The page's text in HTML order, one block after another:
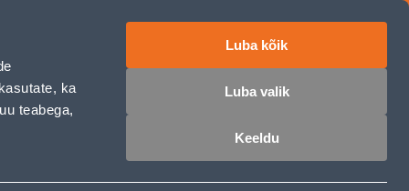
ka
teabega,
Luba kõik
Luba valik
Keeldu